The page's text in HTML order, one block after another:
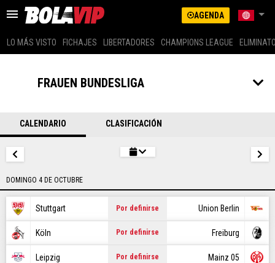
AGENDA
FICHAJES
LIBERTADORES
CHAMPIONS LEAGUE
ELIMINATORIAS
MESSI
US LATINO (SPANISH)
LO MÁS VISTO FICHAJES LIBERTADORES CHAMPIONS LEAGUE
FRAUEN BUNDESLIGA
CALENDARIO CLASIFICACIÓN
DOMINGO 4 DE OCTUBRE
Stuttgart Por definirse Union Berlin
Köln Por definirse Freiburg
Leipzig Por definirse Mainz 05